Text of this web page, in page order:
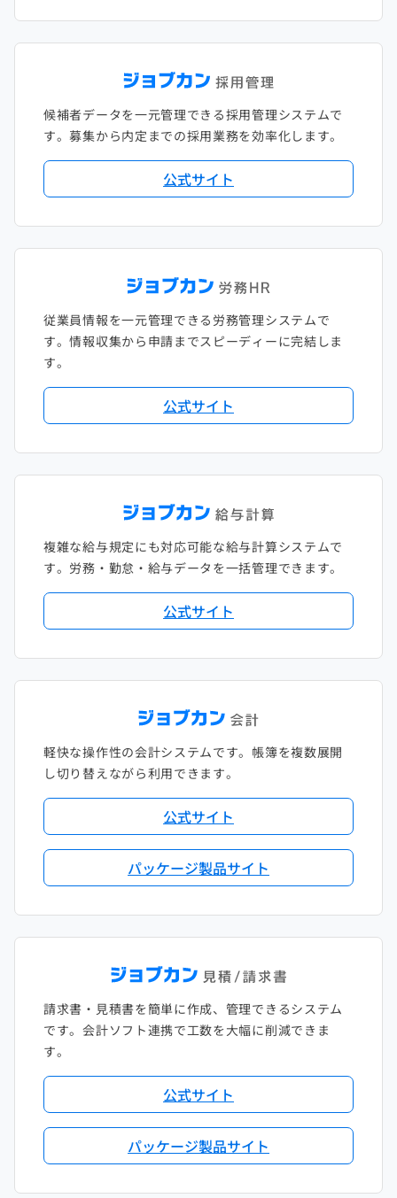
候補者データを一元管理できる採用管理システムで
す。募集から内定までの採用業務を効率化します。
公式サイト
従業員情報を一元管理できる労務管理システムで
す。情報収集から申請までスピーディーに完結しま
す。
公式サイト
複雑な給与規定にも対応可能な給与計算システムで
す。労務・勤怠・給与データを一括管理できます。
公式サイト
軽快な操作性の会計システムです。帳簿を複数展開
し切り替えながら利用できます。
公式サイト
パッケージ製品サイト
請求書・見積書を簡単に作成、管理できるシステム
です。会計ソフト連携で工数を大幅に削減できま
す。
公式サイト
パッケージ製品サイト